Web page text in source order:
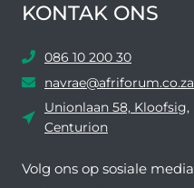
KONTAK ONS
086 10 200 30
navrae@afriforum.co.za
Unionlaan 58, Kloofsig,
Centurion
Volg ons ​​op sosiale media